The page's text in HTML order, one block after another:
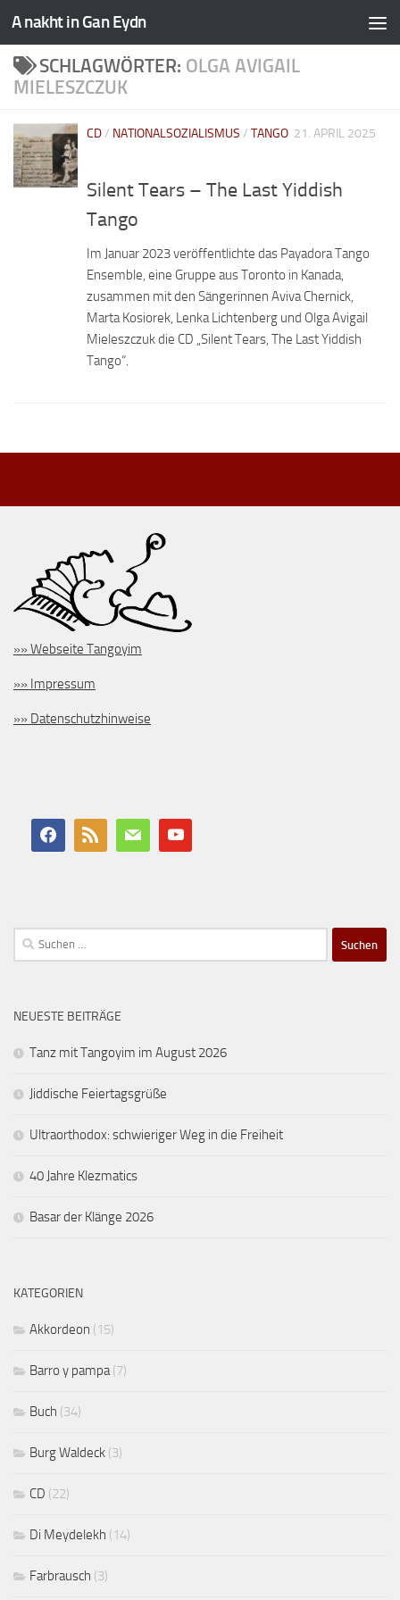
A nakht in Gan Eydn
SCHLAGWÖRTER: OLGA AVIGAIL
MIELESZCZUK
CD/ NATIONALSOZIALISMUS / TANGO 21. APRIL 2025
Silent Tears – The Last Yiddish
Tango
Im Januar 2023 veröffentlichte das Payadora Tango
Ensemble, eine Gruppe aus Toronto in Kanada,
zusammen mit den Sängerinnen Aviva Chernick,
Marta Kosiorek, Lenka Lichtenberg und Olga Avigail
Mieleszczuk die CD „Silent Tears, The Last Yiddish
Tango“.
»» Webseite Tangoyim
»» Impressum
»» Datenschutzhinweise
Suchen
nach:
NEUESTE BEITRÄGE
Tanz mit Tangoyim im August 2026
Jiddische Feiertagsgrüße
Ultraorthodox: schwieriger Weg in die Freiheit
40 Jahre Klezmatics
Basar der Klänge 2026
KATEGORIEN
Akkordeon (15)
Barro y pampa(7)
Buch (34)
Burg Waldeck (3)
CD (22)
Di Meydelekh (14)
Farbrausch (3)